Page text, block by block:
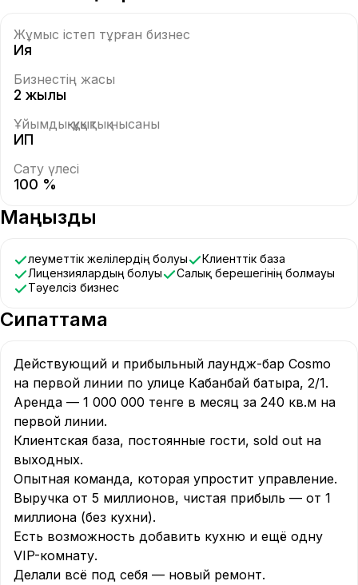
Жұмыс істеп тұрған бизнес
Ия
Бизнестің жасы
2 жылы
Ұйымдық-құқықтық нысаны
ИП
Сату үлесі
100 %
Маңызды
Әлеуметтік желілердің болуы
Клиенттік база
Лицензиялардың болуы
Салық берешегінің болмауы
Тәуелсіз бизнес
Сипаттама
Действующий и прибыльный лаундж-бар Cosmo
на первой линии по улице Кабанбай батыра, 2/1.
Аренда — 1 000 000 тенге в месяц за 240 кв.м на
первой линии.
Клиентская база, постоянные гости, sold out на
выходных.
Опытная команда, которая упростит управление.
Выручка от 5 миллионов, чистая прибыль — от 1
миллиона (без кухни).
Есть возможность добавить кухню и ещё одну
VIP-комнату.
Делали всё под себя — новый ремонт.